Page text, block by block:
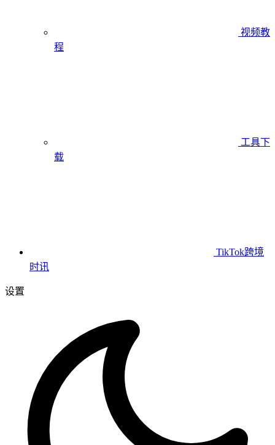
视频教
程
工具下
载
TikTok跨境
时讯
设置